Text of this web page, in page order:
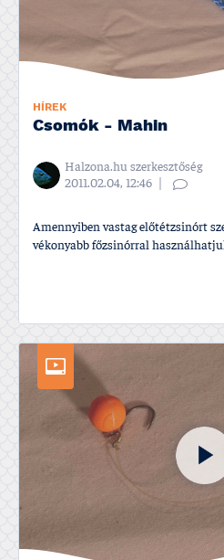
HÍREK
Csomók - Mahin
Halzona.hu szerkesztőség
2011.02.04, 12:46
Amennyiben vastag előtétzsinórt
vékonyabb főzsinórral